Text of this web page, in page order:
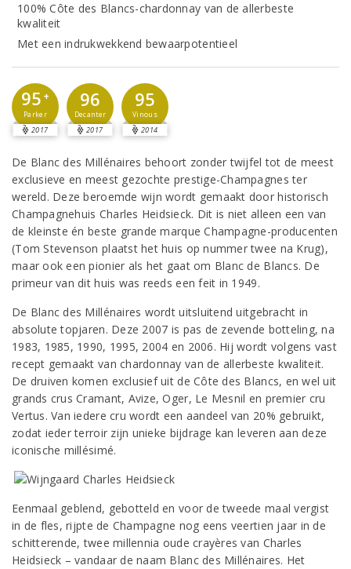
100% Côte des Blancs-chardonnay van de allerbeste
kwaliteit
Met een indrukwekkend bewaarpotentieel
95 +
Parker
2017
96
Decanter
2017
95
Vinous
2014
De Blanc des Millénaires behoort zonder twijfel tot de meest
exclusieve en meest gezochte prestige-Champagnes ter
wereld. Deze beroemde wijn wordt gemaakt door historisch
Champagnehuis Charles Heidsieck. Dit is niet alleen een van
de kleinste én beste grande marque Champagne-producenten
(Tom Stevenson plaatst het huis op nummer twee na Krug),
maar ook een pionier als het gaat om Blanc de Blancs. De
primeur van dit huis was reeds een feit in 1949.
De Blanc des Millénaires wordt uitsluitend uitgebracht in
absolute topjaren. Deze 2007 is pas de zevende botteling, na
1983, 1985, 1990, 1995, 2004 en 2006. Hij wordt volgens vast
recept gemaakt van chardonnay van de allerbeste kwaliteit.
De druiven komen exclusief uit de Côte des Blancs, en wel uit
grands crus Cramant, Avize, Oger, Le Mesnil en premier cru
Vertus. Van iedere cru wordt een aandeel van 20% gebruikt,
zodat ieder terroir zijn unieke bijdrage kan leveren aan deze
iconische millésimé.
Eenmaal geblend, gebotteld en voor de tweede maal vergist
in de fles, rijpte de Champagne nog eens veertien jaar in de
schitterende, twee millennia oude crayères van Charles
Heidsieck – vandaar de naam Blanc des Millénaires. Het